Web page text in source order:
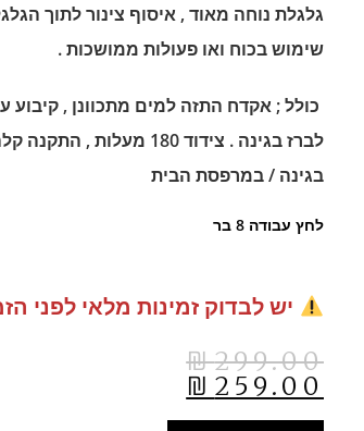
גלגלת נוחה מאוד , איסוף צינור לתוך
שימוש בכוח ואו פעולות ממושכות .
כולל ; אקדח התזה למים מתכוונן , קיבוע
לברז בגינה . צידוד 180
בגינה / במרפסת הבית
לחץ עבודה 8 בר
יש לבדוק זמינות מלאי לפני
₪299.00
₪ 259.00